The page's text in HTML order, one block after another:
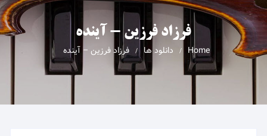
فرزاد فرزین - آینده
Home دانلود ها فرزاد فرزین – آینده